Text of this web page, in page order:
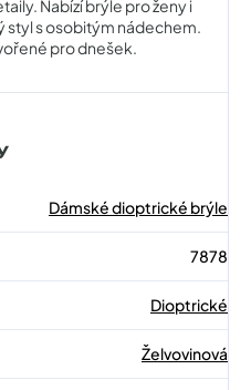
Nabízí brýle pro ženy i
styl s osobitým nádechem.
pro dnešek.
Dámské dioptrické brýle
7878
Dioptrické
Želvovinová